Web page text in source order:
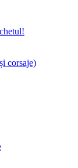
corsaje)